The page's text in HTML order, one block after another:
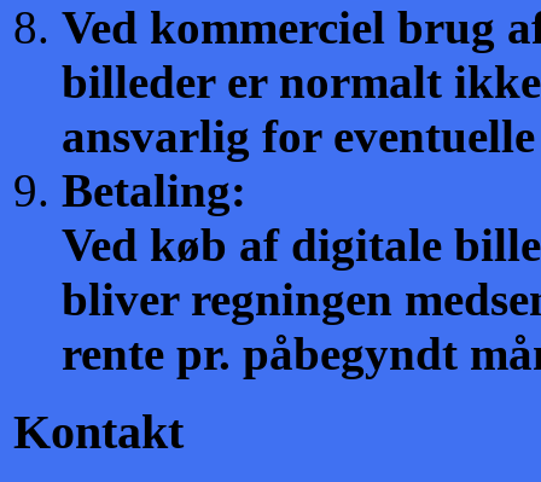
Ved kommerciel brug
billeder er normalt
ansvarlig for
Betaling:
Ved køb af digitale
bliver regningen
rente pr. påbegyndt
Kontakt